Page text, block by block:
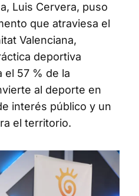
Luis Cervera, puso
que atraviesa el
Valenciana,
deportiva
el 57 % de la
al deporte en
interés público y un
el territorio.